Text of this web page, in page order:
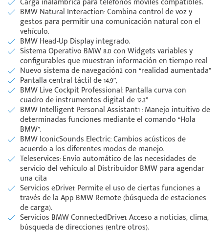
Escríbenos
Código
BMW Natural Interaction: Combina control de voz y
gestos para permitir una comunicación natural con el
vehículo.
BMW Head-Up Display integrado.
Sistema Operativo BMW 8.0 con Widgets variables y
configurables que muestran información en tiempo real
Nuevo sistema de navegación2 con “realidad aumentada”
Pantalla central táctil de 14.9”,
BMW Live Cockpit Professional: Pantalla curva con
cuadro de instrumentos digital de 12.3”
BMW Intelligent Personal Assistant1 : Manejo intuitivo de
determinadas funciones mediante el comando “Hola
BMW”.
BMW IconicSounds Electric: Cambios acústicos de
acuerdo a los diferentes modos de manejo.
Teleservices: Envío automático de las necesidades de
servicio del vehículo al Distribuidor BMW para agendar
una cita
Servicios eDrive1: Permite el uso de ciertas funciones a
través de la App BMW Remote (búsqueda de estaciones
de carga).
Servicios BMW ConnectedDrive1: Acceso a noticias, clima,
búsqueda de direcciones (entre otros).